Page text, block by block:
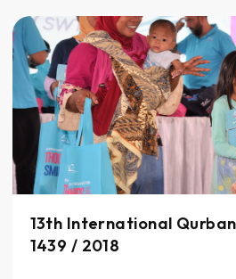
13th International
1439 / 2018